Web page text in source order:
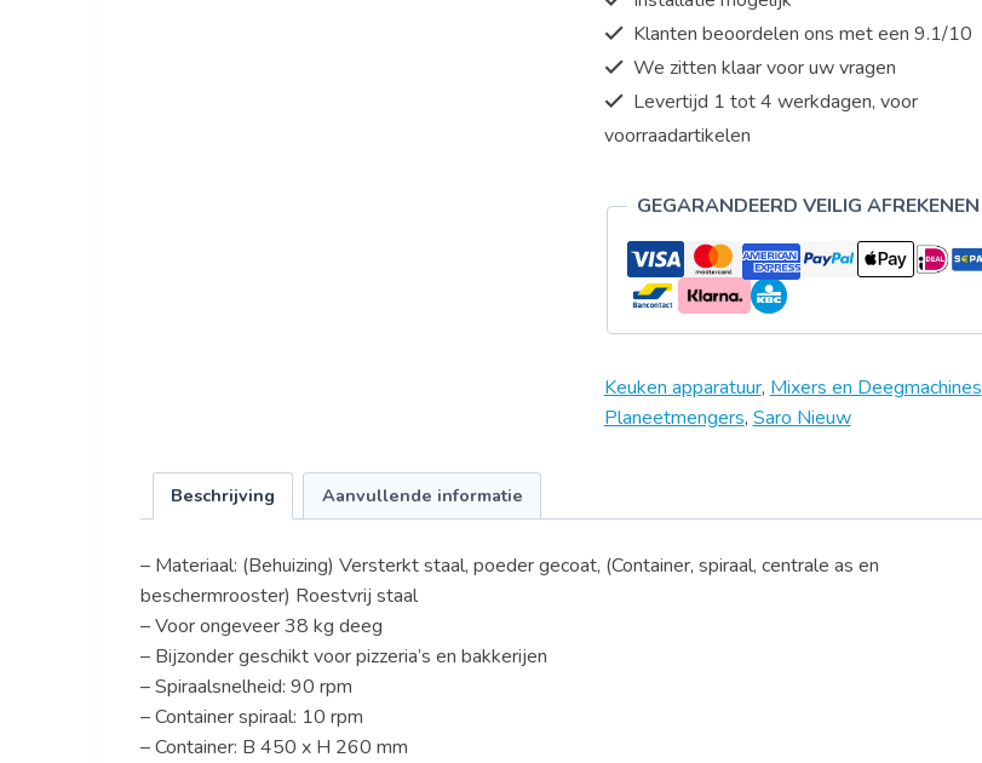
Klanten beoordelen ons met een 9.1/10
We zitten klaar voor uw vragen
Levertijd 1 tot 4 werkdagen, voor
voorraadartikelen
GEGARANDEERD VEILIG AFREKENEN
Keuken apparatuur, Mixers en Deegmachines
Planeetmengers, Saro Nieuw
Beschrijving Aanvullende informatie
– Materiaal: (Behuizing) Versterkt staal, poeder gecoat, (Container, spiraal, centrale as en
beschermrooster) Roestvrij staal
– Voor ongeveer 38 kg deeg
– Bijzonder geschikt voor pizzeria’s en bakkerijen
– Spiraalsnelheid: 90 rpm
– Container spiraal: 10 rpm
– Container: B 450 x H 260 mm